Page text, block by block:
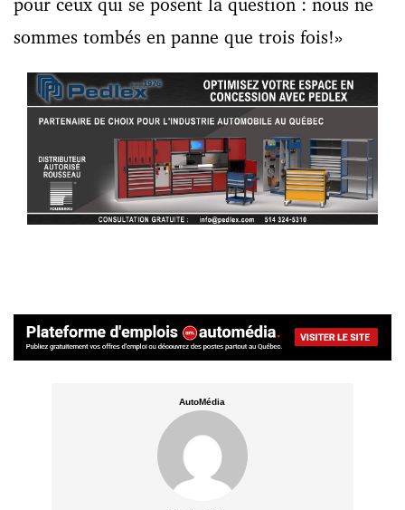
AutoMédia
sommes tombés en panne que trois fois!»